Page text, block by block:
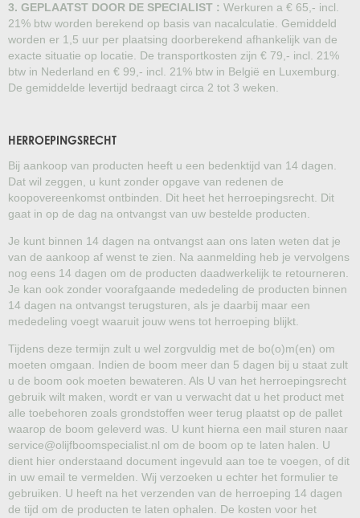
3. GEPLAATST DOOR DE SPECIALIST : Werkuren a € 65,- incl.
21% btw worden berekend op basis van nacalculatie. Gemiddeld
worden er 1,5 uur per plaatsing doorberekend afhankelijk van de
exacte situatie op locatie. De transportkosten zijn € 79,- incl. 21%
btw in Nederland en € 99,- incl. 21% btw in België en Luxemburg.
De gemiddelde levertijd bedraagt circa 2 tot 3 weken.
HERROEPINGSRECHT
Bij aankoop van producten heeft u een bedenktijd van 14 dagen.
Dat wil zeggen, u kunt zonder opgave van redenen de
koopovereenkomst ontbinden. Dit heet het herroepingsrecht. Dit
gaat in op de dag na ontvangst van uw bestelde producten.
Je kunt binnen 14 dagen na ontvangst aan ons laten weten dat je
van de aankoop af wenst te zien. Na aanmelding heb je vervolgens
nog eens 14 dagen om de producten daadwerkelijk te retourneren.
Je kan ook zonder voorafgaande mededeling de producten binnen
14 dagen na ontvangst terugsturen, als je daarbij maar een
mededeling voegt waaruit jouw wens tot herroeping blijkt.
Tijdens deze termijn zult u wel zorgvuldig met de bo(o)m(en) om
moeten omgaan. Indien de boom meer dan 5 dagen bij u staat zult
u de boom ook moeten bewateren. Als U van het herroepingsrecht
gebruik wilt maken, wordt er van u verwacht dat u het product met
alle toebehoren zoals grondstoffen weer terug plaatst op de pallet
waarop de boom geleverd was. U kunt hierna een mail sturen naar
service@olijfboomspecialist.nl om de boom op te laten halen. U
dient hier onderstaand document ingevuld aan toe te voegen, of dit
in uw email te vermelden. Wij verzoeken u echter het formulier te
gebruiken. U heeft na het verzenden van de herroeping 14 dagen
de tijd om de producten te laten ophalen. De kosten voor het